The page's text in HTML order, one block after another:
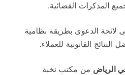
المذكرات القضائية.
لائحة الدعوى بطريقة نظامية
القانونية للعملاء.
الرياض من مكتب نخبة